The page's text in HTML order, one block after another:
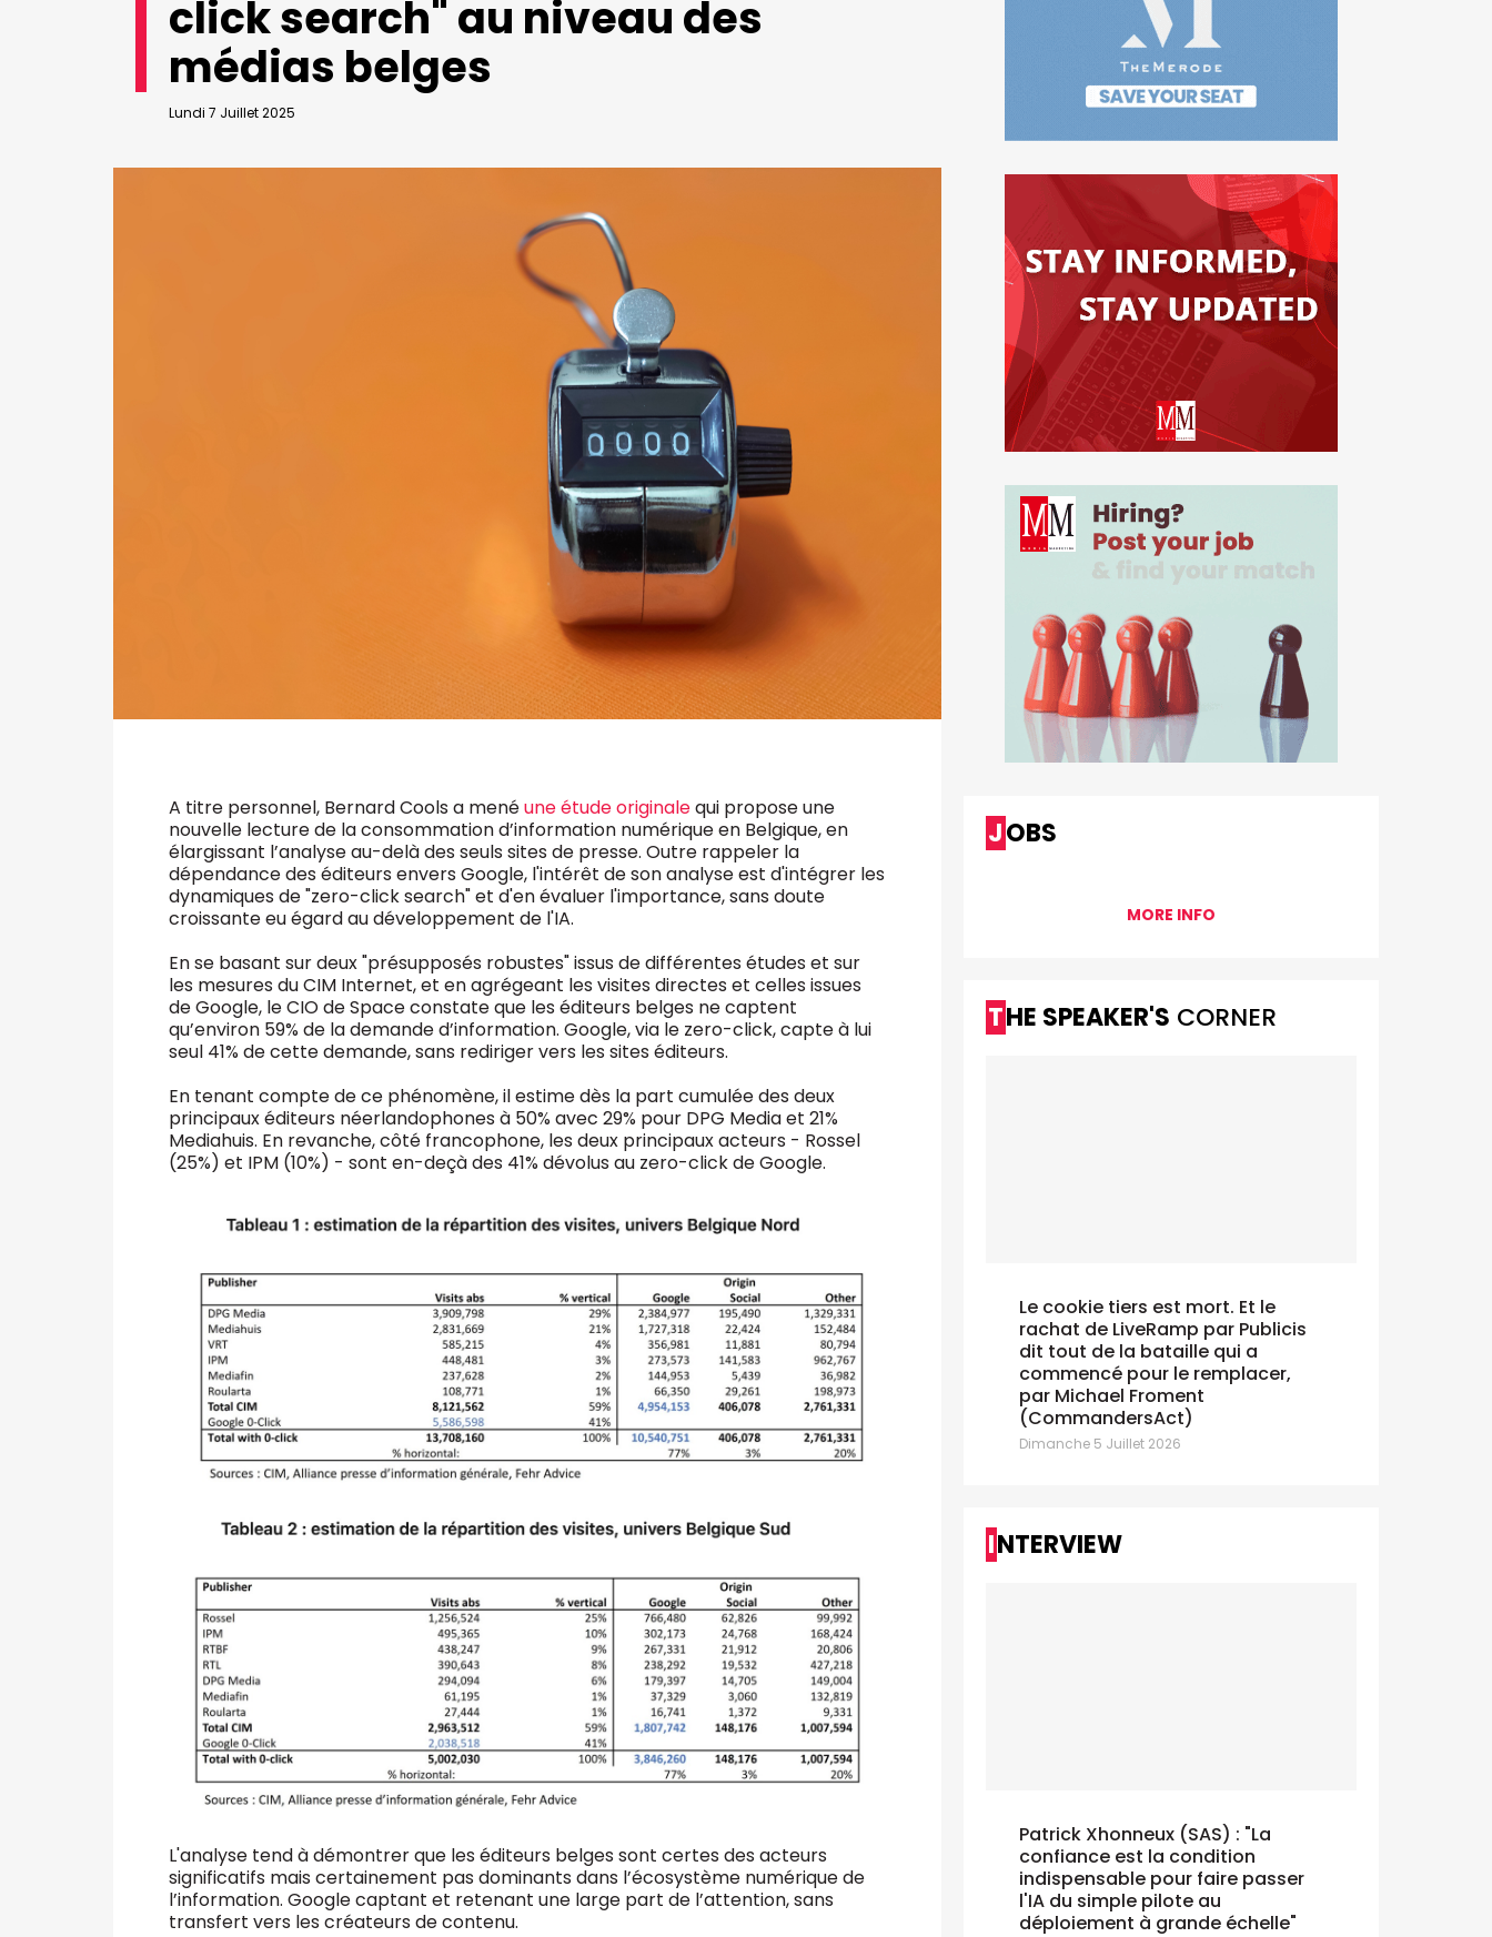
click search" au niveau des
médias belges
Lundi 7 Juillet 2025
A titre personnel, Bernard Cools a menéune étude originalequi propose une
nouvelle lecture de la consommation d’information numérique en Belgique, en
élargissant l’analyse au-delà des seuls sites de presse. Outre rappeler la
dépendance des éditeurs envers Google, l'intérêt de son analyse est d'intégrer les
dynamiques de "zero-click search" et d'en évaluer l'importance, sans doute
croissante eu égard au développement de l'IA.
En se basant sur deux "présupposés robustes" issus de différentes études et sur
les mesures du CIM Internet, et en agrégeant les visites directes et celles issues
de Google, le CIO de Space constate que les éditeurs belges ne captent
qu’environ 59% de la demande d’information. Google, via le zero-click, capte à lui
seul 41% de cette demande, sans rediriger vers les sites éditeurs.
En tenant compte de ce phénomène, il estime dès la part cumulée des deux
principaux éditeurs néerlandophones à 50% avec 29% pour DPG Media et 21%
Mediahuis. En revanche, côté francophone, les deux principaux acteurs - Rossel
(25%) et IPM (10%) - sont en-deçà des 41% dévolus au zero-click de Google.
L'analyse tend à démontrer que les éditeurs belges sont certes des acteurs
significatifs mais certainement pas dominants dans l’écosystème numérique de
l’information. Google captant et retenant une large part de l’attention, sans
transfert vers les créateurs de contenu.
JOBS
MORE INFO
THE SPEAKER'S CORNER
Le cookie tiers est mort. Et le
rachat de LiveRamp par Publicis
dit tout de la bataille qui a
commencé pour le remplacer,
par Michael Froment
(CommandersAct)
Dimanche 5 Juillet 2026
INTERVIEW
Patrick Xhonneux (SAS) : "La
confiance est la condition
indispensable pour faire passer
l'IA du simple pilote au
déploiement à grande échelle"
Abonnement d’entreprise